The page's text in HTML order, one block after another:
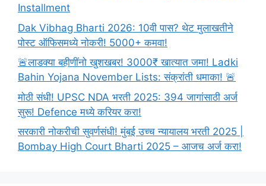
Installment
Dak Vibhag Bharti 2026: 10वी पास? थेट मुलाखतीने
पोस्ट ऑफिसमध्ये नोकरी! 5000+ कमवा!
🚨लाडक्या बहीणींनो खुशखबर! 3000₹ खात्यात जमा! Ladki
Bahin Yojana November Lists: संक्रांती धमाका! 🚨
मोठी संधी! UPSC NDA भरती 2025: 394 जागांसाठी अर्ज
सुरू! Defence मध्ये करियर करा!
सरकारी नोकरीची सुवर्णसंधी! मुंबई उच्च न्यायालय भरती 2025 |
Bombay High Court Bharti 2025 – आजच अर्ज करा!